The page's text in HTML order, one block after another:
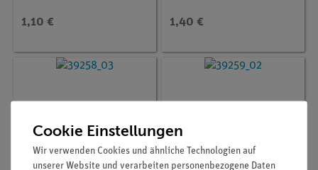
1,10 € 1,40 €
Cookie Einstellungen
Wir verwenden Cookies und ähnliche Technologien auf
unserer Website und verarbeiten personenbezogene Daten